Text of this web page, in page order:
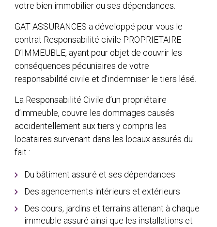
votre bien immobilier ou ses dépendances.
GAT ASSURANCES a développé pour vous le
contrat Responsabilité civile PROPRIETAIRE
D’IMMEUBLE, ayant pour objet de couvrir les
conséquences pécuniaires de votre
responsabilité civile et d’indemniser le tiers lésé.
La Responsabilité Civile d’un propriétaire
d’immeuble, couvre les dommages causés
accidentellement aux tiers y compris les
locataires survenant dans les locaux assurés du
fait :
Du bâtiment assuré et ses dépendances
Des agencements intérieurs et extérieurs
Des cours, jardins et terrains attenant à chaque
immeuble assuré ainsi que les installations et